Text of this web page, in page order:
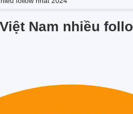
Nam nhiều